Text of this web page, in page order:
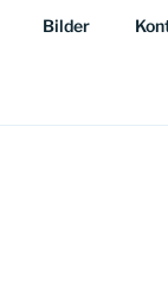
Bilder